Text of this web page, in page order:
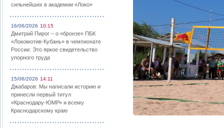
сильнейших в академии «Локо»
16/06/2026 10:15
Дмитрий Пирог – о «бронзе» ПБК
«Локомотив-Кубань» в чемпионате
России: Это яркое свидетельство
упорного труда
15/06/2026 14:11
Джабаров: Мы написали историю и
принесли первый титул
«Краснодару-ЮМР» и всему
Краснодарскому краю